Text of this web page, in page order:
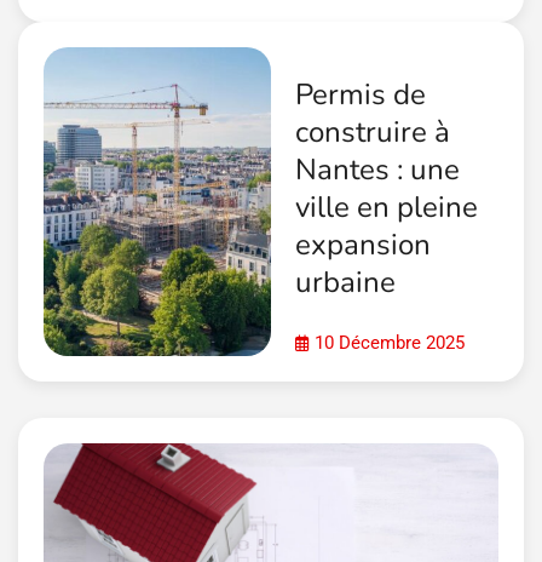
Permis de
construire à
Nantes : une
ville en pleine
expansion
urbaine
10 Décembre 2025